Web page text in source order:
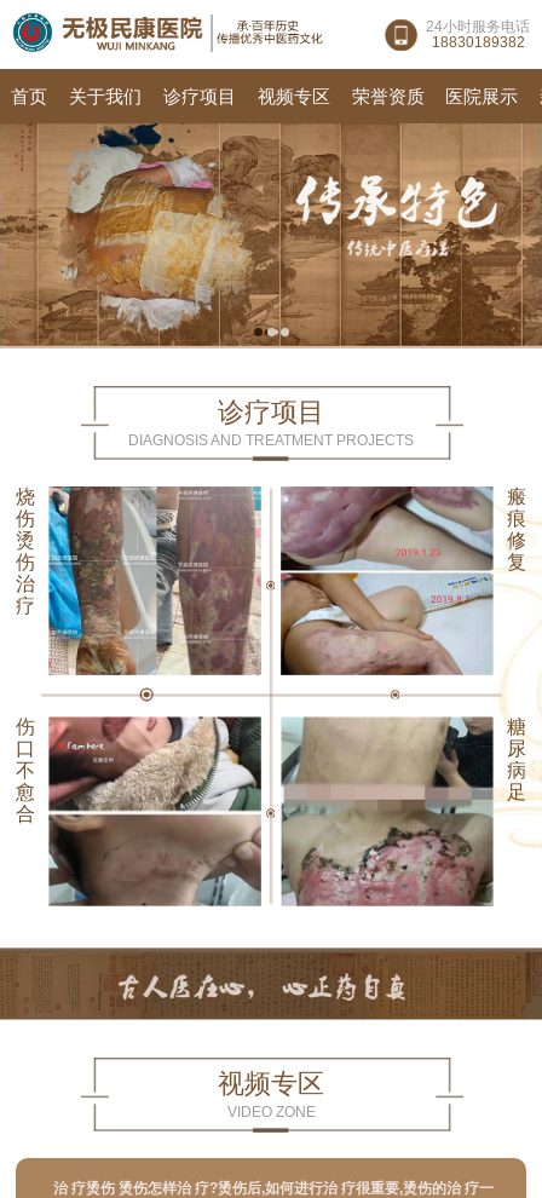
24小时服务电话
18830189382
首页 关于我们 诊疗项目 视频专区 荣誉资质 医院展示
诊疗项目
DIAGNOSIS AND TREATMENT PROJECTS
烧
伤
烫
伤
治
疗
瘢
痕
修
复
伤
口
不
愈
合
糖
尿
病
足
视频专区
VIDEO ZONE
治 疗烫伤 烫伤怎样治 疗?烫伤后,如何进行治 疗很重要,烫伤的治 疗一